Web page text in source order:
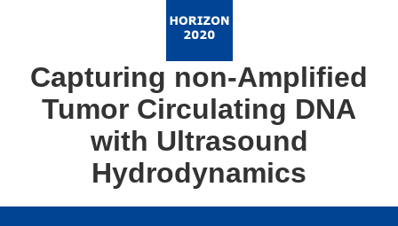
Capturing non-Amplified
Tumor Circulating DNA
with Ultrasound
Hydrodynamics